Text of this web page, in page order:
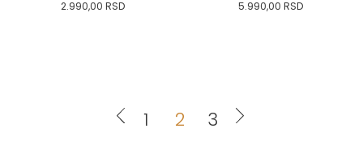
2.990,00 RSD
DODAJ U KORPU
5.990,00 RSD
DODAJ U KORPU
1 2 3